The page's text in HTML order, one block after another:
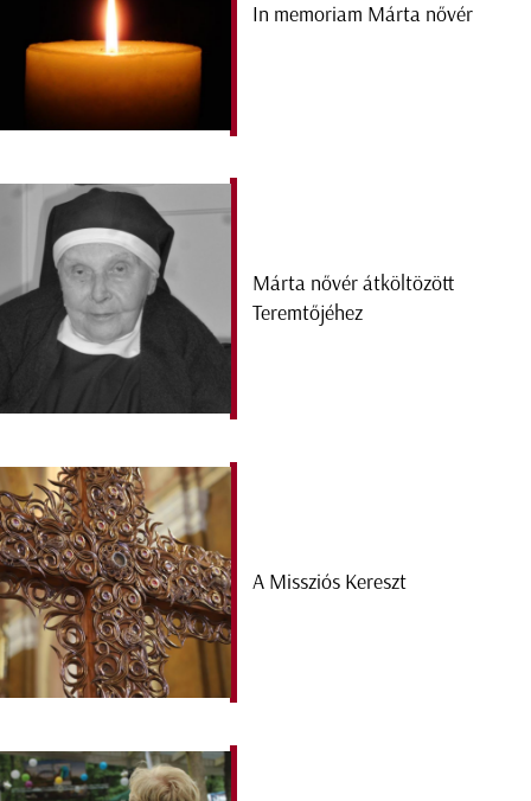
In memoriam Márta nővér
Márta nővér átköltözött
Teremtőjéhez
A Missziós Kereszt